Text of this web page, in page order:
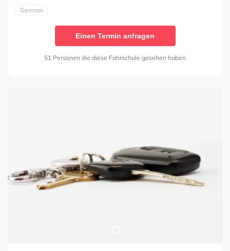
German
Einen Termin anfragen
51 Personen die diese Fahrschule gesehen haben